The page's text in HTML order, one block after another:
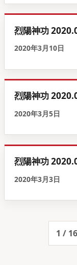
烈陽神功
2020年3月10日
烈陽神功
2020年3月5日
烈陽神功
2020年3月3日
1 / 16